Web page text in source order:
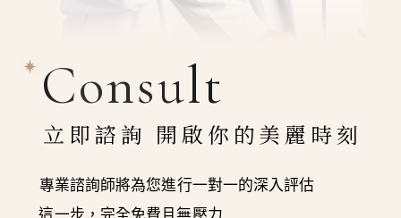
Consult
立即諮詢 開啟你的美麗時刻
專業諮詢師將為您進行一對一的深入評估
這一步，完全免費且無壓力